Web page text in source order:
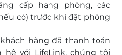
nhanh chóng, tiện lợi và
cấp hạng phòng, các
có) trước khi đặt phòng
hàng đã thanh toán
hệ với LifeLink, chúng tôi